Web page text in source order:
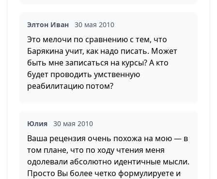
Элтон Иван 30 мая 2010
Это мелочи по сравнению с тем, что
Барякина учит, как надо писать. Может
быть мне записаться на курсы? А кто
будет проводить умственную
реабилитацию потом?
Юлия 30 мая 2010
Ваша рецензия очень похожа на мою — в
том плане, что по ходу чтения меня
одолевали абсолютно идентичные мысли.
Просто Вы более четко формулируете и